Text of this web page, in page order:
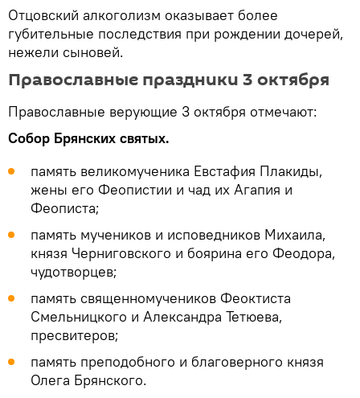
Отцовский алкоголизм оказывает более
губительные последствия при рождении дочерей,
нежели сыновей.
Православные праздники 3 октября
Православные верующие 3 октября отмечают:
Собор Брянских святых.
память великомученика Евстафия Плакиды,
жены его Феопистии и чад их Агапия и
Феописта;
память мучеников и исповедников Михаила,
князя Черниговского и боярина его Феодора,
чудотворцев;
память священномучеников Феоктиста
Смельницкого и Александра Тетюева,
пресвитеров;
память преподобного и благоверного князя
Олега Брянского.